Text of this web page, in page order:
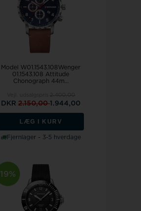
Model W01.1543.108Wenger
01.1543.108 Attitude
Chonograph 44m...
DKR2.150,001.944,00
LÆG I KURV
Fjernlager - 3-5 hverdage
19%